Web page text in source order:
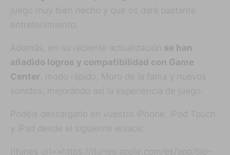
juego muy bien hecho y que os dará bastante
entretenimiento.
Además, en su reciente actualización se han
añadido logros y compatibilidad con Game
Center , modo rápido, Muro de la fama y nuevos
sonidos, mejorando así la experiencia de juego.
Podéis descargarlo en vuestro iPhone, iPod Touch
y iPad desde el siguiente enlace:
[itunes url=»https://itunes.apple.com/es/app/bio-